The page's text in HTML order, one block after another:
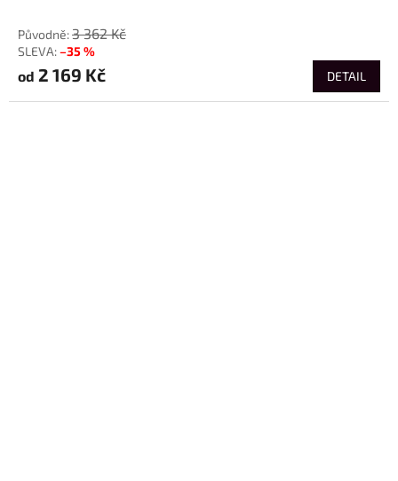
3 362 Kč
–35 %
od 2 169 Kč DETAIL